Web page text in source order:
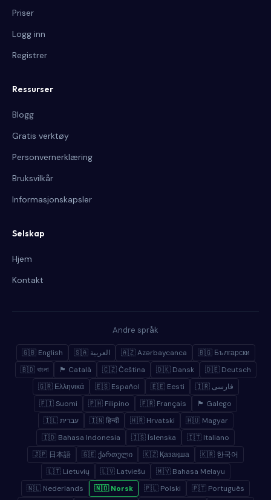
Priser
Logg inn
Registrer
Ressurser
Blogg
Gratis verktøy
Personvernerklæring
Bruksvilkår
Informasjonskapsler
Selskap
Hjem
Kontakt
Andre språk
🇬🇧 English 🇸🇦 العربية 🇦🇿 Azərbaycanca
🇧🇬 Български
🇧🇩 বাংলা
🏴 Català 🇨🇿 Čeština 🇩🇰 Dansk
🇩🇪 Deutsch
🇬🇷 Ελληνικά
🇪🇸 Español 🇪🇪 Eesti
🇮🇷 فارسی
🇫🇮 Suomi
🇵🇭 Filipino 🇫🇷 Français
🏴 Galego
🇮🇱 עברית
🇮🇳 हिन्दी 🇭🇷 Hrvatski
🇭🇺 Magyar
🇮🇩 Bahasa Indonesia
🇮🇸 Íslenska
🇮🇹 Italiano
🇯🇵 日本語
🇬🇪 ქართული 🇰🇿 Қазақша
🇰🇷 한국어
🇱🇹 Lietuvių
🇱🇻 Latviešu
🇲🇾 Bahasa Melayu
🇳🇱 Nederlands
🇳🇴 Norsk 🇵🇱 Polski 🇵🇹 Português